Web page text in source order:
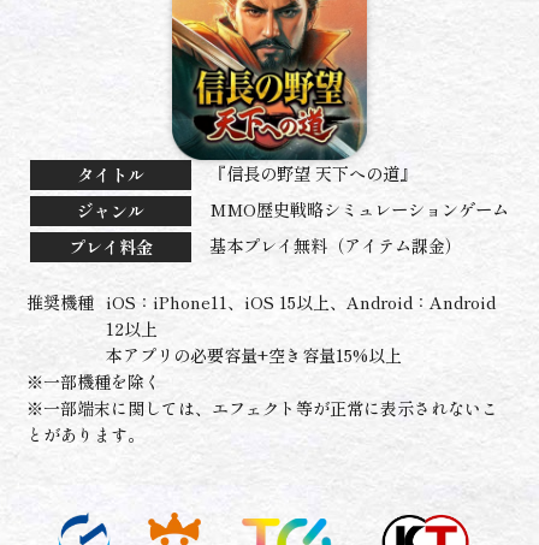
タイトル
『信長の野望 天下への道』
ジャンル
MMO歴史戦略シミュレーションゲーム
プレイ料金
基本プレイ無料（アイテム課金）
推奨機種 iOS：iPhone11、iOS 15以上、Android：Android
12以上
本アプリの必要容量+空き容量15%以上
※一部機種を除く
※一部端末に関しては、エフェクト等が正常に表示されないこ
とがあります。